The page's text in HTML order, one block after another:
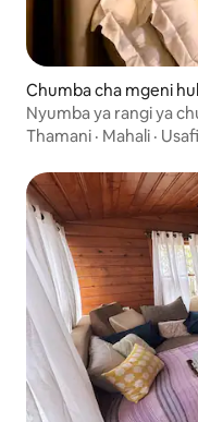
Chumba cha mgeni
Nyumba ya rangi ya
chumba 1 cha kulala
Thamani · Mahali · Usafi